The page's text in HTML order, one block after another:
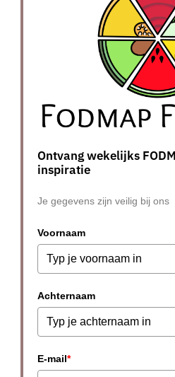
Ontvang wekelijks
inspiratie
Je gegevens zijn veilig bij ons
Voornaam
Achternaam
E-mail*